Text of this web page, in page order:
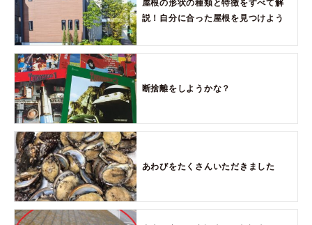
屋根の形状の種類と特徴をすべて解
説！自分に合った屋根を見つけよう
断捨離をしようかな？
あわびをたくさんいただきました